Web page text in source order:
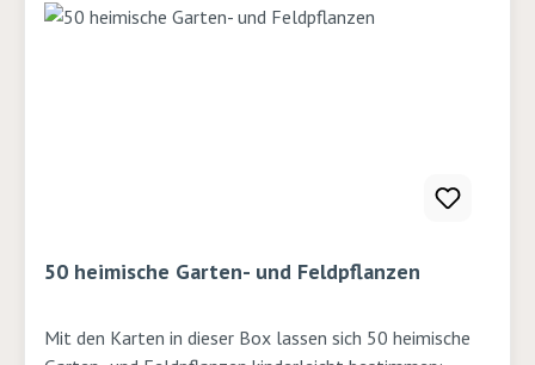
50 heimische Garten- und Feldpflanzen
Mit den Karten in dieser Box lassen sich 50 heimische